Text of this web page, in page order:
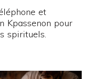
et
Kpassenon pour
spirituels.